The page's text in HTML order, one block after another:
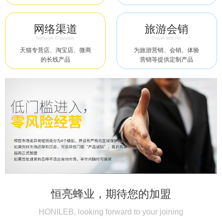
网络渠道
Network Channels
天猫专营店、淘宝店、微商
的长线产品
旅游会销
Travel Will Pin
为旅游营销、会销、体验
营销等提供定制产品
恒亮蜂业，期待您的加盟
HONILEB, looking forward to your joining